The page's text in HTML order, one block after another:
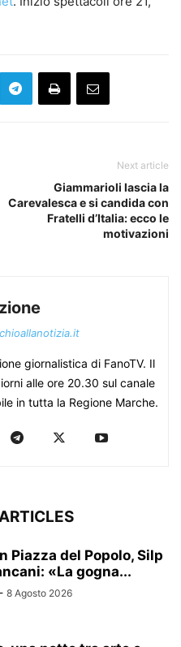
Next article
Giammarioli lascia la
Carevalesca e si candida con
Fratelli d’Italia: ecco le
motivazioni
giornalistica di FanoTV. Il
alle ore 20.30 sul canale
in tutta la Regione Marche.
Piazza del Popolo, Silp
«La gogna...
- 8 Agosto 2026